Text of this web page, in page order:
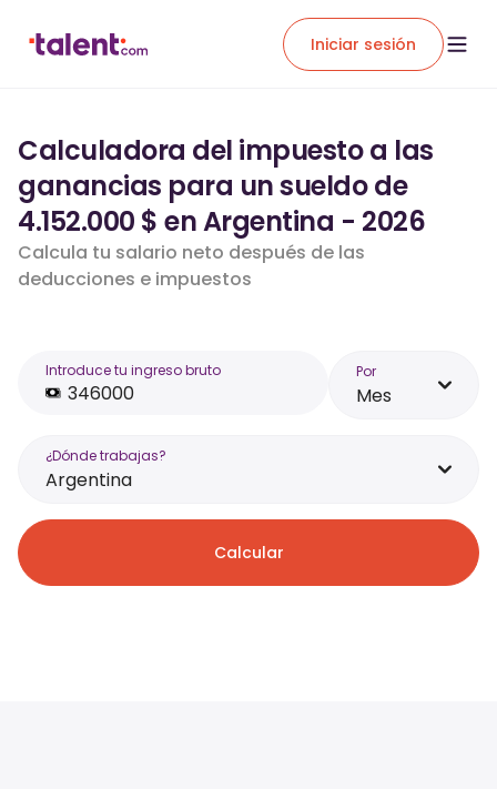
Iniciar sesión
Calculadora del impuesto a las
ganancias para un sueldo de
4.152.000 $ en Argentina - 2026
Calcula tu salario neto después de las
deducciones e impuestos
Introduce tu ingreso bruto Por
Mes
¿Dónde trabajas?
Argentina
Calcular